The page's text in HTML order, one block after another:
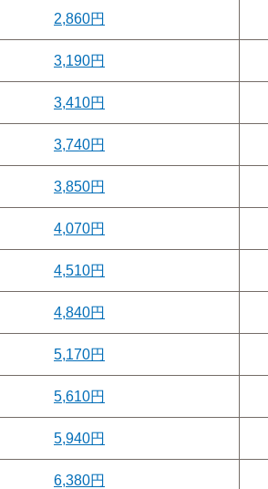
2,860円
3,190円
3,410円
3,740円
3,850円
4,070円
4,510円
4,840円
5,170円
5,610円
5,940円
6,380円